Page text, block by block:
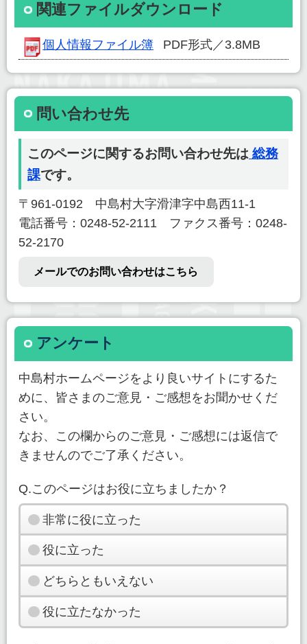
関連ファイルダウンロード
個人情報ファイル簿 PDF形式／3.8MB
問い合わせ先
このページに関するお問い合わせ先は 総務
課です。
〒961-0192 中島村大字滑津字中島西11-1
電話番号：0248-52-2111 ファクス番号：0248-
52-2170
メールでのお問い合わせはこちら
アンケート
中島村ホームページをより良いサイトにするた
めに、皆さまのご意見・ご感想をお聞かせくだ
さい。
なお、この欄からのご意見・ご感想には返信で
きませんのでご了承ください。
Q.このページはお役に立ちましたか？
非常に役に立った
役に立った
どちらともいえない
役に立たなかった